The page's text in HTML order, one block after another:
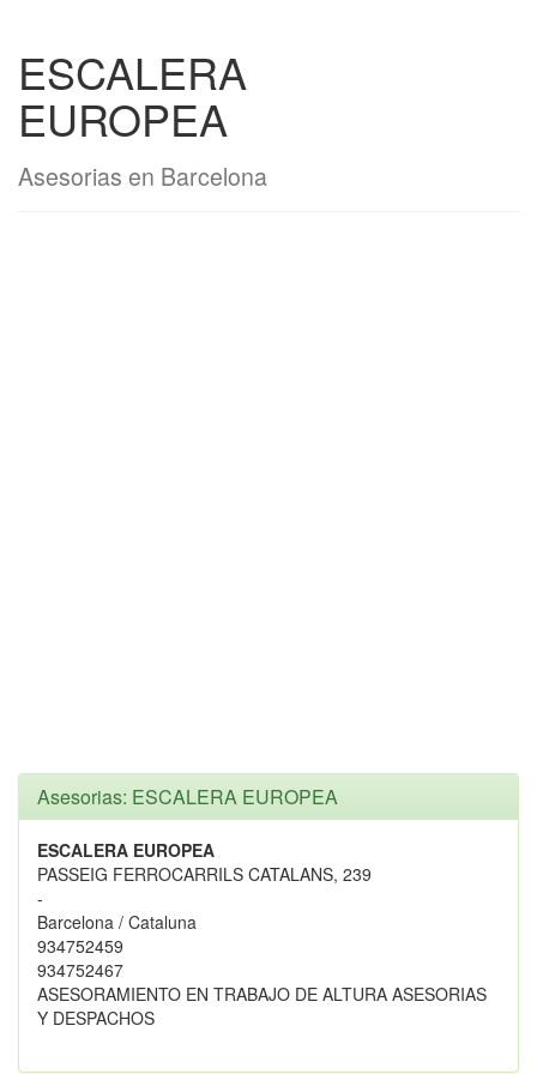
ESCALERA
EUROPEA
Asesorias en Barcelona
Asesorias: ESCALERA EUROPEA
ESCALERA EUROPEA
PASSEIG FERROCARRILS CATALANS, 239
-
Barcelona / Cataluna
934752459
934752467
ASESORAMIENTO EN TRABAJO DE ALTURA ASESORIAS
Y DESPACHOS